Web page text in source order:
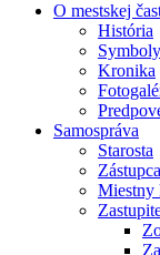
O mestskej
História
Symboly
Kronika
Samospráva
Starosta
Miestny